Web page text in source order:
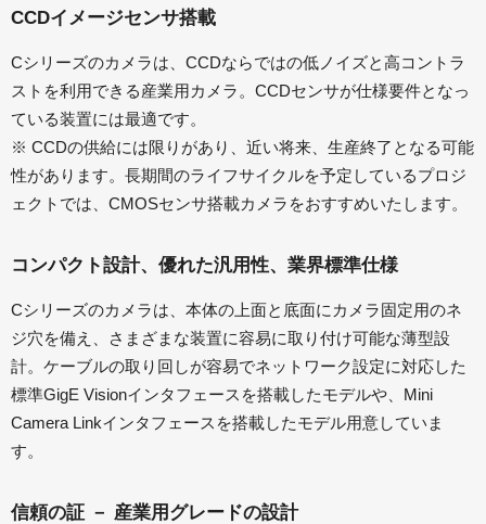
CCDイメージセンサ搭載
Cシリーズのカメラは、CCDならではの低ノイズと高コントラ
ストを利用できる産業用カメラ。CCDセンサが仕様要件となっ
ている装置には最適です。
※ CCDの供給には限りがあり、近い将来、生産終了となる可能
性があります。長期間のライフサイクルを予定しているプロジ
ェクトでは、CMOSセンサ搭載カメラをおすすめいたします。
コンパクト設計、優れた汎用性、業界標準仕様
Cシリーズのカメラは、本体の上面と底面にカメラ固定用のネ
ジ穴を備え、さまざまな装置に容易に取り付け可能な薄型設
計。ケーブルの取り回しが容易でネットワーク設定に対応した
標準GigE Visionインタフェースを搭載したモデルや、Mini
Camera Linkインタフェースを搭載したモデル用意していま
す。
信頼の証 － 産業用グレードの設計